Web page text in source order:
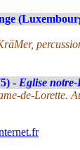
- Eglise
de-Lorette.